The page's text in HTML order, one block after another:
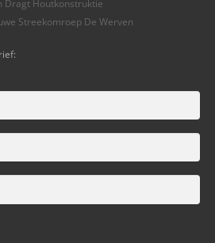
Dragt Houtkonstruktie
Streekomroep De Werven